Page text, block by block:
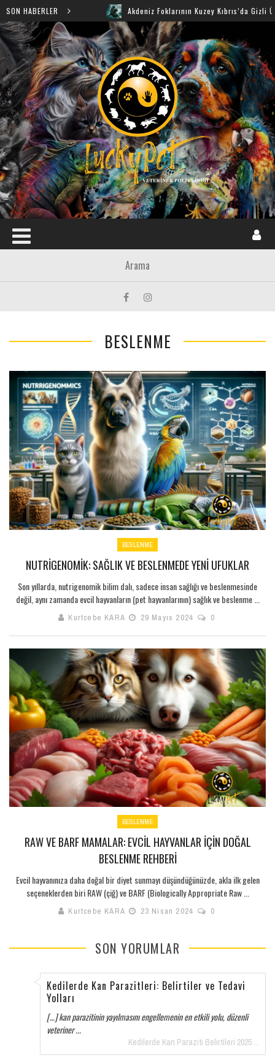
SON HABERLER Akdeniz Foklarının Kuzey Kıbrıs’da Gizli
BESLENME
BESLENME
NUTRIGENOMIK: SAĞLIK VE BESLENMEDE YENI UFUKLAR
Son yıllarda, nutrigenomik bilim dalı, sadece insan sağlığı ve beslenmesinde
değil, aynı zamanda evcil hayvanların (pet hayvanlarının) sağlık ve beslenme ...
Kurtcebe KARA 29 Mayıs 2024 0
BESLENME
RAW VE BARF MAMALAR: EVCIL HAYVANLAR İÇIN DOĞAL
BESLENME REHBERI
Evcil hayvanınıza daha doğal bir diyet sunmayı düşündüğünüzde, akla ilk gelen
seçeneklerden biri RAW (çiğ) ve BARF (Biologically Appropriate Raw ...
Kurtcebe KARA 23 Nisan 2024 0
SON YORUMLAR
Kedilerde Kan Parazitleri: Belirtiler ve Tedavi
Yolları
[…] kan parazitinin yayılmasını engellemenin en etkili yolu, düzenli
veteriner ...
Kedilerde Kan Paraziti Belirtileri 2025 ...